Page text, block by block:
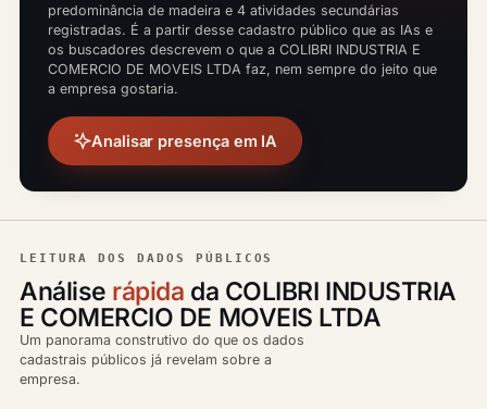
predominância de madeira e 4 atividades secundárias
registradas. É a partir desse cadastro público que as IAs e
os buscadores descrevem o que a COLIBRI INDUSTRIA E
COMERCIO DE MOVEIS LTDA faz, nem sempre do jeito que
a empresa gostaria.
Analisar presença em IA
LEITURA DOS DADOS PÚBLICOS
Análise rápida da COLIBRI INDUSTRIA
E COMERCIO DE MOVEIS LTDA
Um panorama construtivo do que os dados
cadastrais públicos já revelam sobre a
empresa.